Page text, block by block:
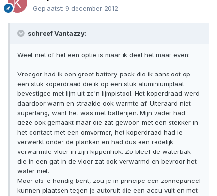
Geplaatst: 9 december 2012
schreef Vantazzy:
Weet niet of het een optie is maar ik deel het maar even:
Vroeger had ik een groot battery-pack die ik aansloot op
een stuk koperdraad die ik op een stuk aluminiumplaat
bevestigde met lijm uit zo'n lijmpistool. Het koperdraad werd
daardoor warm en straalde ook warmte af. Uiteraard niet
superlang, want het was met batterijen. Mijn vader had
deze ook gemaakt maar die zat gewoon met een stekker in
het contact met een omvormer, het koperdraad had ie
verwerkt onder de planken en had dus een redelijk
verwarmde vloer in zijn kippenhok. Zo bleef de waterbak
die in een gat in de vloer zat ook verwarmd en bevroor het
water niet.
Maar als je handig bent, zou je in principe een zonnepaneel
kunnen plaatsen tegen je autoruit die een accu vult en met